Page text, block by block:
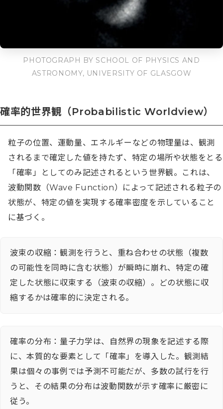
PHOTOGRAPH BY SCHOOL OF PHYSICS AND
ASTRONOMY, UNIVERSITY OF GLASGOW
確率的世界観（Probabilistic Worldview）
粒子の位置、運動量、エネルギーなどの物理量は、観測
されるまで確定した値を持たず、特定の場所や状態をとる
「確率」としてのみ記述されるという世界観。これは、
波動関数（Wave Function）によって記述される粒子の
状態が、特定の値を実現する確率密度を示していること
に基づく。
波束の収縮：観測を行うと、重ね合わせの状態（複数
の可能性を同時に含む状態）が瞬時に崩れ、特定の確
定した状態に収束する（波束の収縮）。どの状態に収
縮するかは確率的に決定される。
確率の分布：量子力学は、自然界の現象を記述する際
に、本質的な要素として「確率」を導入した。観測結
果は個々の事例では予測不可能だが、多数の試行を行
うと、その結果の分布は波動関数が示す確率に厳密に
従う。